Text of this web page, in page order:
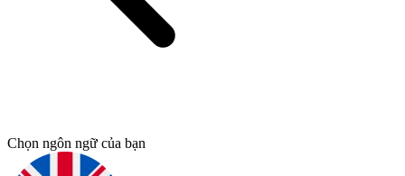
Chọn ngôn ngữ của bạn